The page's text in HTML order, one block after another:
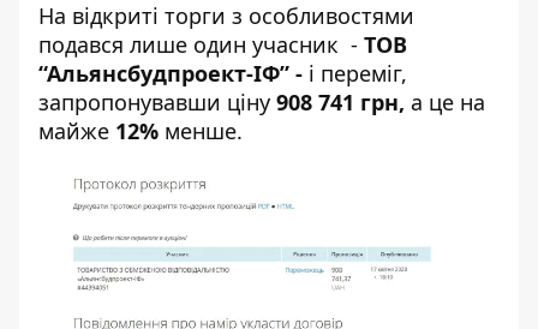
На відкриті торги з особливостями
подався лише один учасник - ТОВ
“Альянсбудпроект-ІФ” - і переміг,
запропонувавши ціну 908 741 грн, а це на
майже 12% менше.